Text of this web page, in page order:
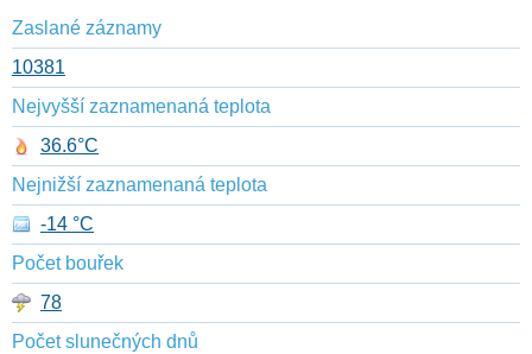
Zaslané záznamy
10381
Nejvyšší zaznamenaná teplota
36.6°C
Nejnižší zaznamenaná teplota
-14 °C
Počet bouřek
78
Počet slunečných dnů